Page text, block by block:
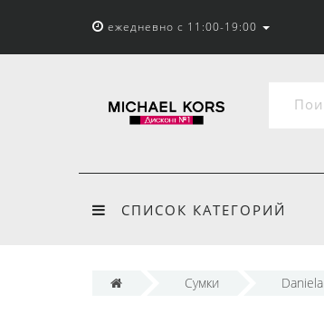
ежедневно с 11:00-19:00
СПИСОК КАТЕГОРИЙ
Сумки Daniela